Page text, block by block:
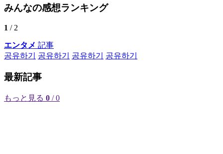
みんなの感想ランキング
1 / 2
エンタメ 記事
공유하기
공유하기 공유하기 공유하기
最新記事
もっと見る 0 / 0